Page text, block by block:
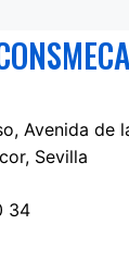
Avenida de
Sevilla
34